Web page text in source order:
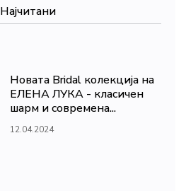
Најчитани
Новата Bridal колекција на
ЕЛЕНА ЛУКА - класичен
шарм и современа...
12.04.2024